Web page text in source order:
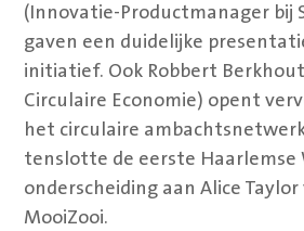
(Innovatie-Productmanager bij
gaven een duidelijke
initiatief. Ook Robbert
Circulaire Economie) opent
het circulaire
tenslotte de eerste Haarlemse
onderscheiding aan Alice
MooiZooi.